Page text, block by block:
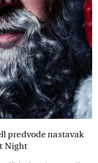
predvode nastavak
Night